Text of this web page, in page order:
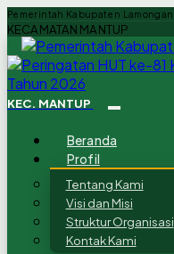
Pemerintah Kabupaten Lamongan
KECAMATAN MANTUP
KEC. MANTUP
Beranda
Profil
Tentang Kami
Visi dan Misi
Struktur Organisasi
Kontak Kami